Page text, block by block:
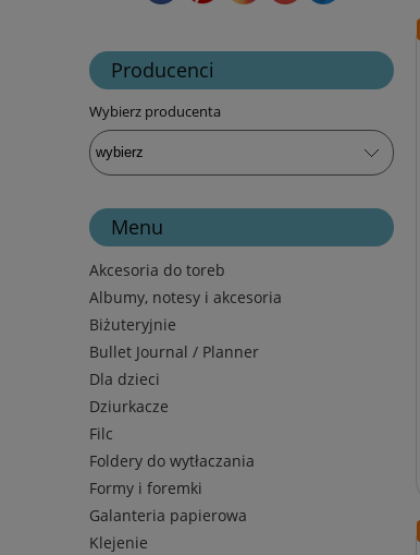
Producenci
Wybierz producenta
Menu
Akcesoria do toreb
Albumy, notesy i akcesoria
Biżuteryjnie
Bullet Journal / Planner
Dla dzieci
Dziurkacze
Filc
Foldery do wytłaczania
Formy i foremki
Galanteria papierowa
Klejenie